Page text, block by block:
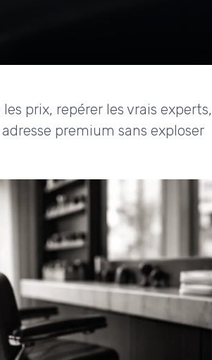
prix, repérer les vrais experts,
premium sans exploser